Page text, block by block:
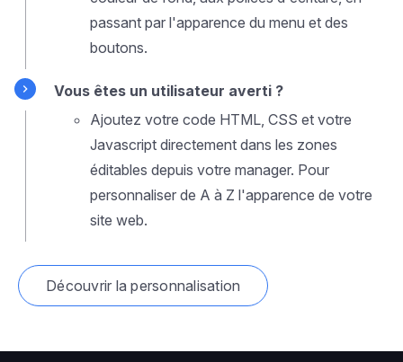
passant par l'apparence du menu et des
boutons.
Vous êtes un utilisateur averti ?
Ajoutez votre code HTML, CSS et votre
Javascript directement dans les zones
éditables depuis votre manager. Pour
personnaliser de A à Z l'apparence de votre
site web.
Découvrir la personnalisation